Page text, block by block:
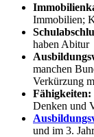
Immobilien;
haben Abitur
manchen
Verkürzung
Fähigkeiten:
Denken und
und im 3.